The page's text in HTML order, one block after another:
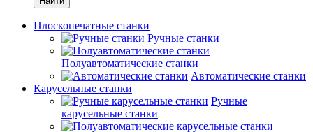
Плоскопечатные станки
Ручные станки
Полуавтоматические станки
Автоматические станки
Карусельные станки
Ручные
карусельные станки